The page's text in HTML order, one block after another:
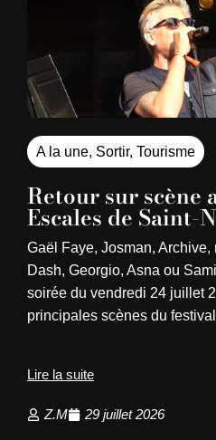
A la une, Sortir, Tourisme
Retour sur scène
Escales de Saint-
Gaël Faye, Josman,
Dash, Georgio, Asna ou
soirée du vendredi 24 juillet
principales scènes du
Lire la suite
Z.M 29 juillet 2026